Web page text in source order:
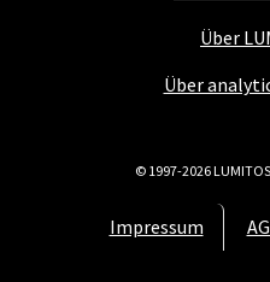
Über
Über
Impressum
© 1997-2026